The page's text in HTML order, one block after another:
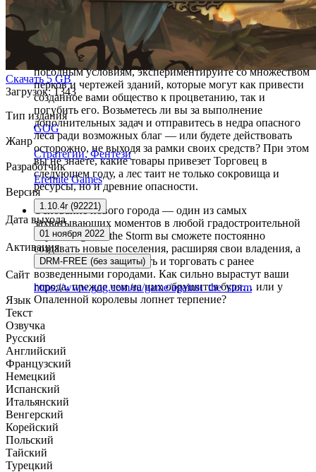
Новый город — новые вызовы: вас ждут сотни
модификаторов игрового процесса и 6 разнообразных
биомов. Докажите, что вы талантливый и способный
наместник. Приспосабливайтесь к меняющимся
погодным условиям, экспериментируйте со множеством
перков и чертежей зданий, которые могут как привести
созданное вами общество к процветанию, так и
погубить его. Возьметесь ли вы за выполнение
дополнительных задач и отправитесь в недра опасного
леса ради возможных благ — или будете действовать
осторожно, не выходя за рамки своих средств? При этом
вы не знаете, какие товары привезет Торговец в
следующем году, а лес таит не только сокровища и
ресурсы, но и древние опасности.
Основание нового города — один из самых
захватывающих моментов в любой градостроительной
игре. В Against the Storm вы сможете постоянно
создавать новые поселения, расширяя свои владения, а
также взаимодействовать и торговать с ранее
возведенными городами. Как сильно вырастут ваши
города, прежде чем на них обрушится буря… или у
Опаленной королевы лопнет терпение?
Скачать5 GB
Загрузок: 1343
Тип издания
GOG
Жанр
Стратегии, Фентези
Разработчик
Eremite Games
Версия
1.10.4r (92221)
Дата выхода
01 ноября 2022
Активация
DRM-FREE (без защиты)
Сайт
https://www.gog.com/ru/game/against_the_storm
Язык
Текст
Озвучка
Русский
Английский
Французский
Немецкий
Испанский
Итальянский
Венгерский
Корейский
Польский
Тайский
Турецкий